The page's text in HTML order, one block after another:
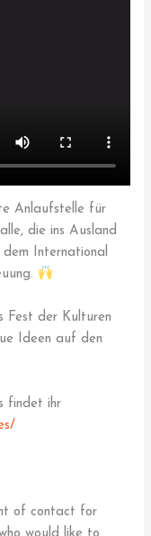
Anlaufstelle für
die ins Ausland
dem International
Fest der Kulturen
Ideen auf den
findet ihr
of contact for